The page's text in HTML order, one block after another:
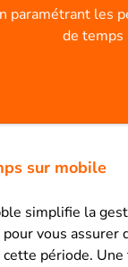
paramétrant les
de temps
sur mobile
simplifie la
vous
période.